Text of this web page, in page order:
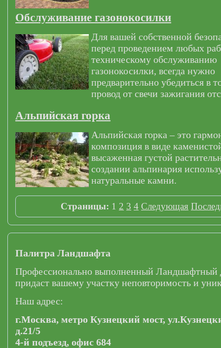
Обслуживание газонокосилки
Для вашей собственной
перед проведением любых
техническому обслуживанию
газонокосилки, всегда нужно
предварительно убедиться в
провод от свечи зажигания
Альпийская горка
Альпийская горка – это
композиция в виде
высаженная густой
создании альпинария
натуральные камни.
Страницы: 1 2 3 4 Следующая
Палитра Ландшафта
Профессионально выполненный Ландшафтный
придаст вашему участку неповторимость и
Наш адрес:
г.Москва, метро Кузнецкий мост,
д.21/5
4-й подъезд, офис 684